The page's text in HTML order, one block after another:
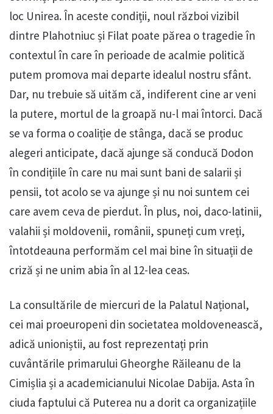
loc Unirea. În aceste condiții, noul război vizibil
dintre Plahotniuc și Filat poate părea o tragedie în
contextul în care în perioade de acalmie politică
putem promova mai departe idealul nostru sfânt.
Dar, nu trebuie să uităm că, indiferent cine ar veni
la putere, mortul de la groapă nu-l mai întorci. Dacă
se va forma o coaliție de stânga, dacă se produc
alegeri anticipate, dacă ajunge să conducă Dodon
în condițiile în care nu mai sunt bani de salarii și
pensii, tot acolo se va ajunge și nu noi suntem cei
care avem ceva de pierdut. În plus, noi, daco-latinii,
valahii și moldovenii, românii, spuneți cum vreți,
întotdeauna performăm cel mai bine în situații de
criză și ne unim abia în al 12-lea ceas.
La consultările de miercuri de la Palatul Național,
cei mai proeuropeni din societatea moldovenească,
adică unioniștii, au fost reprezentați prin
cuvântările primarului Gheorghe Răileanu de la
Cimișlia și a academicianului Nicolae Dabija. Asta în
ciuda faptului că Puterea nu a dorit ca organizațiile